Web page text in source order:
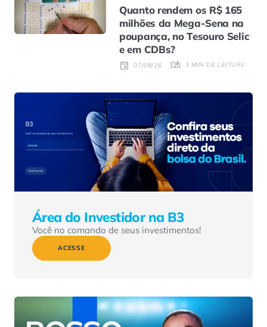
Quanto rendem os R$ 165
milhões da Mega-Sena na
poupança, no Tesouro Selic
e em CDBs?
07/08/26 3 MIN DE LEITURA
Área do Investidor na B3
Você no comando de seus investimentos!
ACESSE